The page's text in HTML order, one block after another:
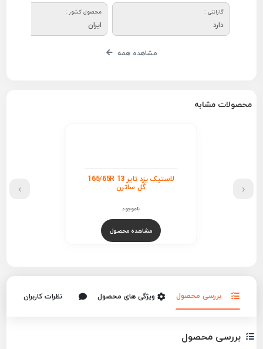
گارانتی :
دارد
محصول کشور :
ایران
مشاهده همه
محصولات مشابه
لاستیک یزد تایر 165/65R 13
گل ساترن
ناموجود
مشاهده محصول
‹
›
بررسی محصول ویژگی های محصول نظرات کاربران
بررسی محصول